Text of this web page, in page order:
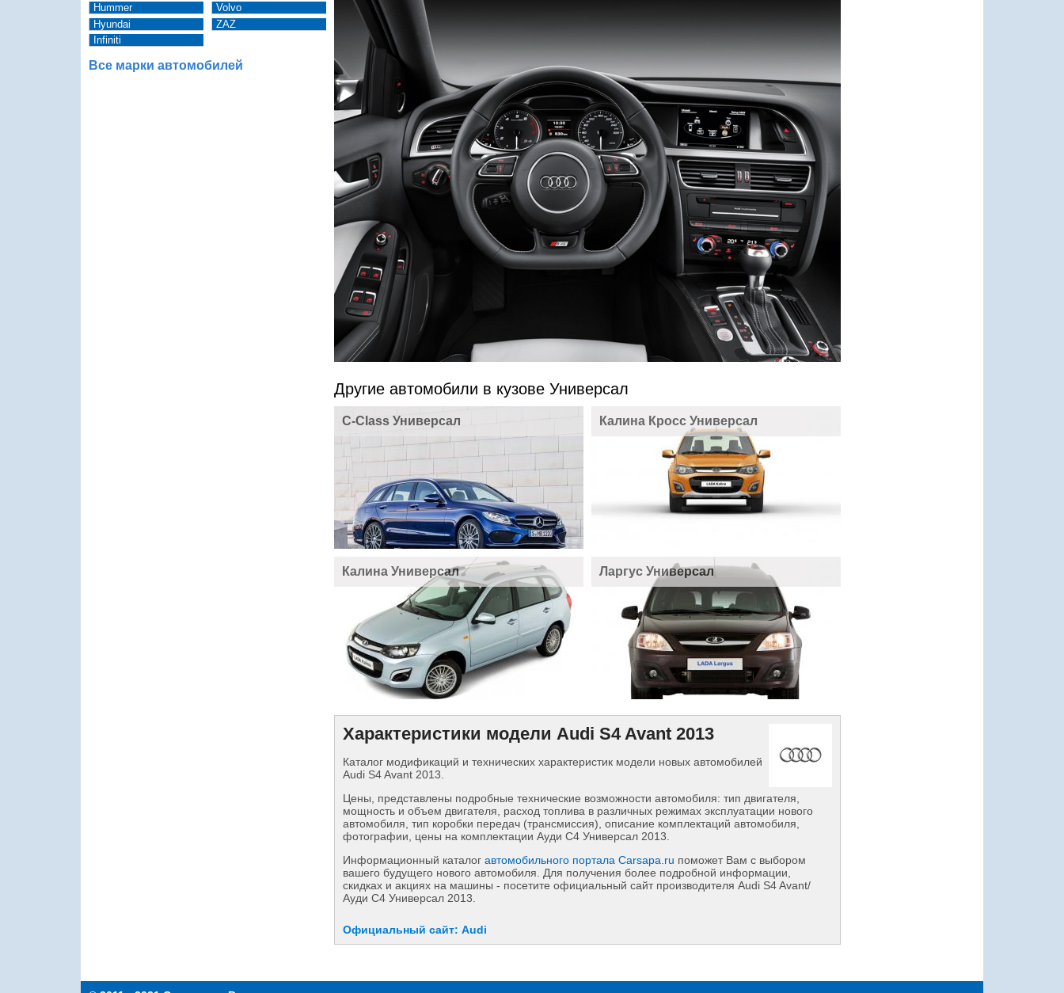
Hummer
Hyundai
Infiniti
Volvo
ZAZ
Все марки автомобилей
Другие автомобили в кузове Универсал
C-Class Универсал Калина Кросс Универсал
Калина Универсал Ларгус Универсал
Характеристики модели Audi S4 Avant 2013
Каталог модификаций и технических характеристик модели новых автомобилей
Audi S4 Avant 2013.
Цены, представлены подробные технические возможности автомобиля: тип двигателя,
мощность и объем двигателя, расход топлива в различных режимах эксплуатации нового
автомобиля, тип коробки передач (трансмиссия), описание комплектаций автомобиля,
фотографии, цены на комплектации Ауди С4 Универсал 2013.
Информационный каталог автомобильного портала Carsapa.ru поможет Вам с выбором
вашего будущего нового автомобиля. Для получения более подробной информации,
скидках и акциях на машины - посетите официальный сайт производителя Audi S4 Avant/
Ауди С4 Универсал 2013.
Официальный сайт: Audi